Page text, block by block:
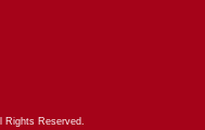
Rights Reserved.